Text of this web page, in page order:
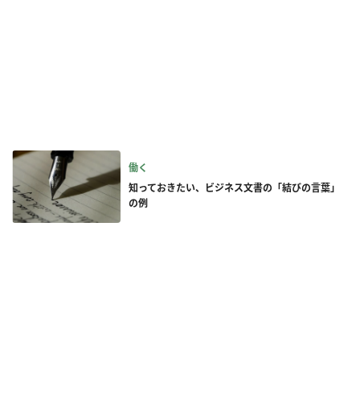
働く
知っておきたい、ビジネス文書の「結びの言葉」
の例